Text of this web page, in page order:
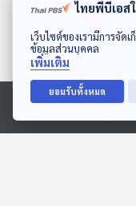
ดาวน์โหลด Thai PBS Podcast
Ⓒ 2020 องค์การกระจายเสียงและแพ
ไทยพีบีเอส
เว็บไซต์ของเรามีการจัด
ข้อมูลส่วนบุคคล
เพิ่มเติม
ยอมรับทั้งหมด